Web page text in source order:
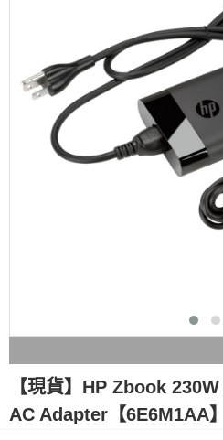
【現貨】HP Zbook
AC Adapter【6E6M1AA】